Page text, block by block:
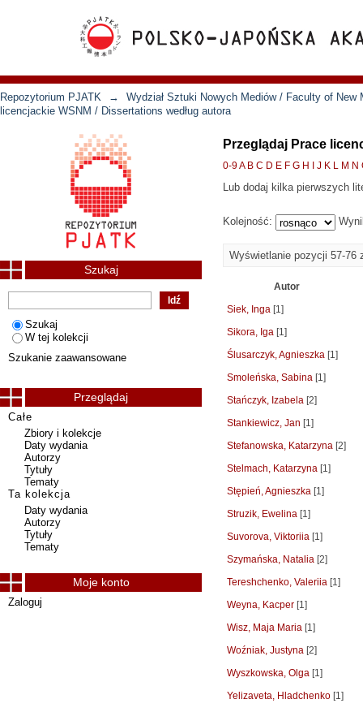
Repozytorium PJATK →
Wydział Sztuki Nowych Mediów / Faculty of New
licencjackie WSNM / Dissertations według autora
Przeglądaj Prace
0-9A B C D E F G H J K L M N
Lub dodaj kilka pierwszych
Kolejność:
Wyświetlanie pozycji 57-76
Autor
Siek, Inga [1]
Sikora, Iga [1]
Ślusarczyk, Agnieszka [1]
Smoleńska, Sabina [1]
Stańczyk, Izabela [2]
Stankiewicz, Jan [1]
Stefanowska, Katarzyna [2]
Stelmach, Katarzyna [1]
Stępień, Agnieszka [1]
Struzik, Ewelina [1]
Suvorova, Viktoriia [1]
Szymańska, Natalia [2]
Tereshchenko, Valeriia [1]
Weyna, Kacper [1]
Wisz, Maja Maria [1]
Woźniak, Justyna [2]
Wyszkowska, Olga [1]
Yelizaveta, Hladchenko [1]
Szukaj
Szukaj
W tej kolekcji
Szukanie zaawansowane
Przeglądaj
Całe
Zbiory i kolekcje
Daty wydania
Autorzy
Tytuły
Tematy
Ta kolekcja
Daty wydania
Autorzy
Tytuły
Tematy
Moje konto
Zaloguj